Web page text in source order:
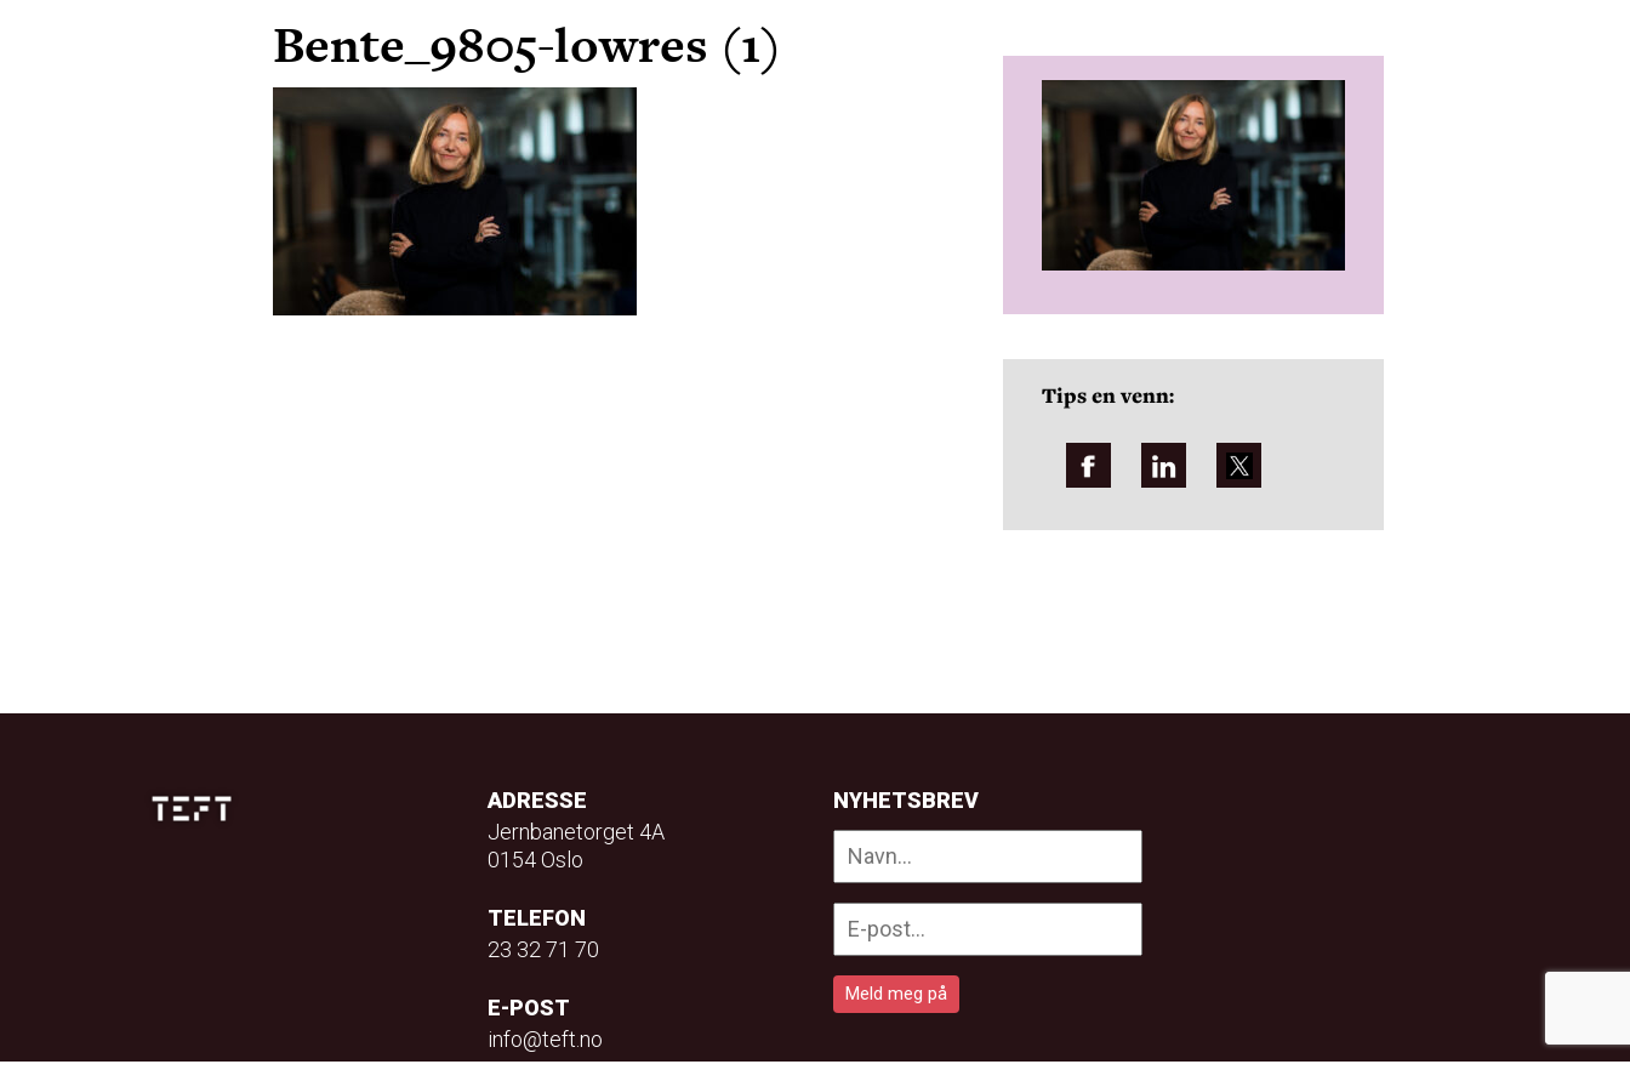
Bente_9805-lowres (1)
Tips en venn:
ADRESSE
Jernbanetorget 4A
0154 Oslo
TELEFON
23 32 71 70
E-POST
info@teft.no
NYHETSBREV